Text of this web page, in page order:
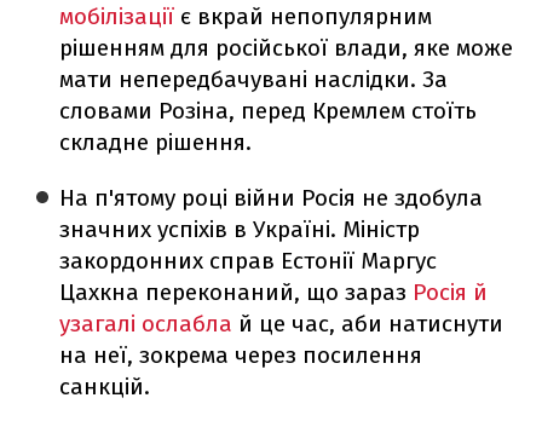
мобілізації є вкрай непопулярним
рішенням для російської влади, яке може
мати непередбачувані наслідки. За
словами Розіна, перед Кремлем стоїть
складне рішення.
На п'ятому році війни Росія не здобула
значних успіхів в Україні. Міністр
закордонних справ Естонії Маргус
Цахкна переконаний, що зараз Росія й
узагалі ослабла й це час, аби натиснути
на неї, зокрема через посилення
санкцій.